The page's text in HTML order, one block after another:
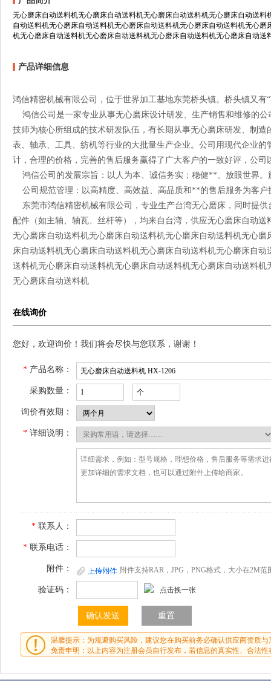
无心磨床自动送料机无心磨床自动送料机无心磨床自动送料机无心磨床自动送
自动送料机无心磨床自动送料机无心磨床自动送料机无心磨床自动送料机无心
机无心磨床自动送料机无心磨床自动送料机无心磨床自动送料机无心磨床自动送
产品详细信息
鸿信精密机械有限公司，位于世界加工基地东莞桥头镇。桥头镇又有
鸿信公司是一家专业从事无心磨床设计研发、生产销售和维修的
技师为核心所组成的技术研发队伍，有长期从事无心磨床研发、制
表、轴承、工具、纺机等行业的大批量生产企业。公司用现代企业
计，合理的价格，完善的售后服务赢得了广大客户的一致好评，公
鸿信公司的发展宗旨：以人为本、诚信务实；稳健**、放眼世界。
公司规范管理：以高精度、高效益、高品质和**的售后服务为客户
东莞市鸿信精密机械有限公司，专业生产台湾无心磨床，同时提
配件（如主轴、轴瓦、丝杆等），均来自台湾，供应无心磨床自动
无心磨床自动送料机无心磨床自动送料机无心磨床自动送料机无心
床自动送料机无心磨床自动送料机无心磨床自动送料机无心磨床自
送料机无心磨床自动送料机无心磨床自动送料机无心磨床自动送料
无心磨床自动送料机
在线询价
您好，欢迎询价！我们将会尽快与您联系，谢谢！
* 产品名称：
采购数量：
询价有效期：
* 详细说明：
* 联系人：
* 联系电话：
附件： 附件支持RAR，JPG，PNG格式，大小在2M范
验证码： 点击换一张
温馨提示：为规避购买风险，建议您在购买前务必确认供应商资质与
免责申明：以上内容为注册会员自行发布，若信息的真实性、合法性